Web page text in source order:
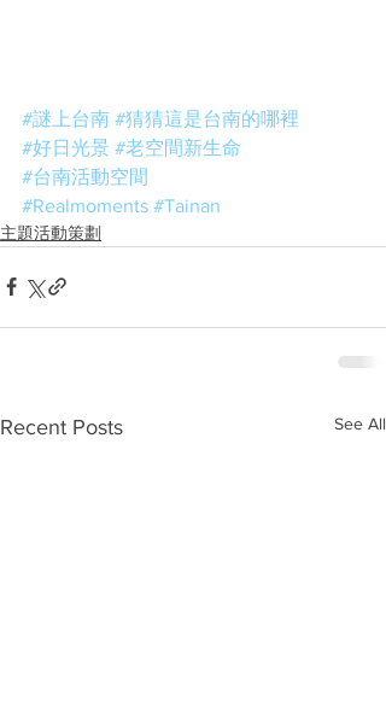
#謎上台南 #猜猜這是台南的哪裡
#好日光景 #老空間新生命
#台南活動空間
#Realmoments #Tainan
主題活動策劃
Recent Posts See All